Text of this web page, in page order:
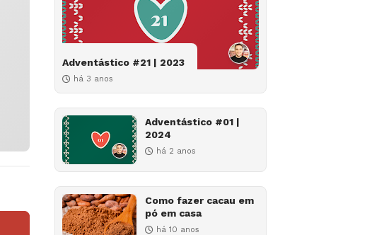
Adventástico #21 | 2023
há 3 anos
Adventástico #01 |
2024
há 2 anos
Como fazer cacau em
pó em casa
há 10 anos